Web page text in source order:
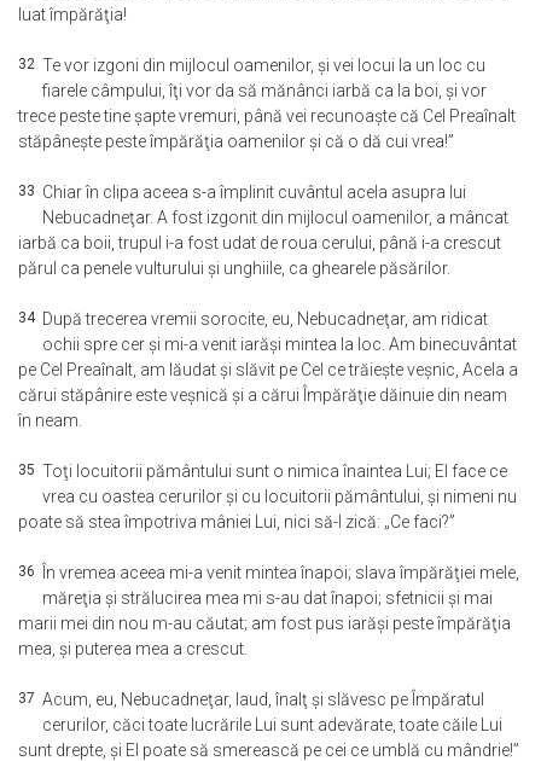
luat împărăţia!
32 Te vor izgoni din mijlocul oamenilor, şi vei locui la un loc cu
fiarele câmpului, îţi vor da să mănânci iarbă ca la boi, şi vor
trece peste tine şapte vremuri, până vei recunoaşte că Cel Preaînalt
stăpâneşte peste împărăţia oamenilor şi că o dă cui vrea!”
33 Chiar în clipa aceea s-a împlinit cuvântul acela asupra lui
Nebucadneţar. A fost izgonit din mijlocul oamenilor, a mâncat
iarbă ca boii, trupul i-a fost udat de roua cerului, până i-a crescut
părul ca penele vulturului şi unghiile, ca ghearele păsărilor.
34 După trecerea vremii sorocite, eu, Nebucadneţar, am ridicat
ochii spre cer şi mi-a venit iarăşi mintea la loc. Am binecuvântat
pe Cel Preaînalt, am lăudat şi slăvit pe Cel ce trăieşte veşnic, Acela a
cărui stăpânire este veşnică şi a cărui Împărăţie dăinuie din neam
în neam.
35 Toţi locuitorii pământului sunt o nimica înaintea Lui; El face ce
vrea cu oastea cerurilor şi cu locuitorii pământului, şi nimeni nu
poate să stea împotriva mâniei Lui, nici să-I zică: „Ce faci?”
36
În vremea aceea mi-a venit mintea înapoi; slava împărăţiei mele,
măreţia şi strălucirea mea mi s-au dat înapoi; sfetnicii şi mai
marii mei din nou m-au căutat; am fost pus iarăşi peste împărăţia
mea, şi puterea mea a crescut.
37 Acum, eu, Nebucadneţar, laud, înalţ şi slăvesc pe Împăratul
cerurilor, căci toate lucrările Lui sunt adevărate, toate căile Lui
sunt drepte, şi El poate să smerească pe cei ce umblă cu mândrie!”